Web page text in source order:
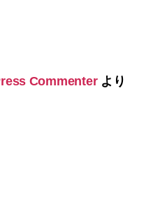
Commenterより